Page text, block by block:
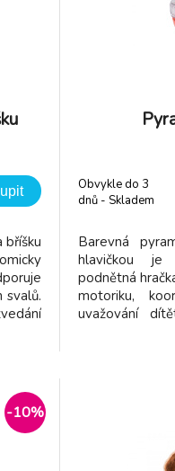
bříšku
svalů.
Obvykle do 3
dnů - Skladem
Barevná
hlavičkou je
podnětná
motoriku,
uvažování
-10%